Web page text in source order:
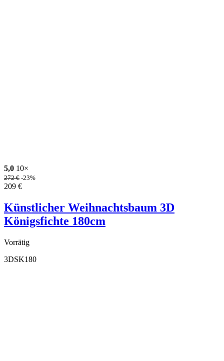
5,0 10×
272€ -23%
209 €
Künstlicher Weihnachtsbaum 3D
Königsfichte 180cm
Vorrätig
3DSK180